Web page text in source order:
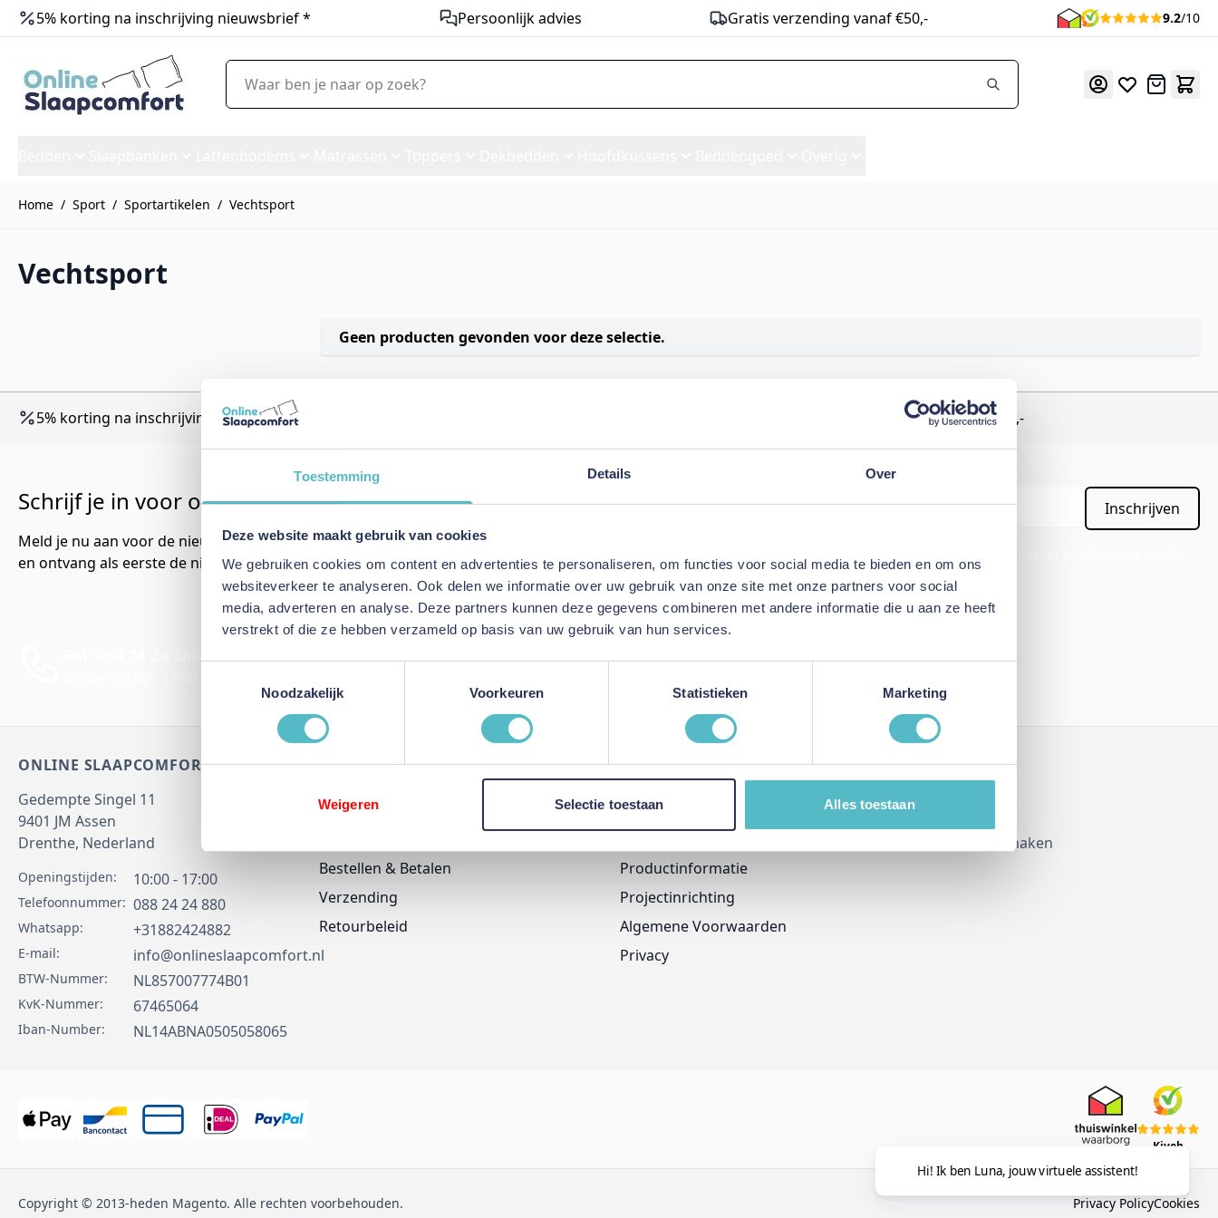
Toestemming Details Over
Deze website maakt gebruik van cookies
We gebruiken cookies om content en advertenties te personaliseren, om functies voor social media te bieden en om ons
websiteverkeer te analyseren. Ook delen we informatie over uw gebruik van onze site met onze partners voor social
media, adverteren en analyse. Deze partners kunnen deze gegevens combineren met andere informatie die u aan ze heeft
verstrekt of die ze hebben verzameld op basis van uw gebruik van hun services.
Noodzakelijk
Voorkeuren Statistieken Marketing
Weigeren Selectie toestaan Alles toestaan
5% korting na inschrijving nieuwsbrief * Persoonlijk advies Gratis verzending vanaf €50,- 9.2/10
Offerte
Waar ben je naar op zoek?
Home / Sport / Sportartikelen / Vechtsport
Vechtsport
Geen producten gevonden voor deze selectie.
5% korting na inschrijving nieuwsbrief * Gratis verzending vanaf €50,-
Schrijf je in voor onze nieuwsbrief!
Meld je nu aan voor de nieuwsbrief
en ontvang als eerste de nieuwste artikelen.
Inschrijven
Per E-Mail
ONLINE SLAAPCOMFORT
Gedempte Singel 11
9401 JM Assen
Drenthe, Nederland
Openingstijden: 10:00 - 17:00
Telefoonnummer: 088 24 24 880
Whatsapp: +31882424882
E-mail: info@onlineslaapcomfort.nl
BTW-Nummer: NL857007774B01
KvK-Nummer: 67465064
Iban-Number: NL14ABNA0505058065
Klantenservice
Advies
Bestellen & Betalen
Verzending
Retourbeleid
Informatie
Over ons
Productinformatie
Projectinrichting
Algemene Voorwaarden
Privacy
Mijn account
Account aanmaken
Kiyoh
Copyright © 2013-heden Magento. Alle rechten voorbehouden. Privacy PolicyCookies
Hi! Ik ben Luna, jouw virtuele assistent!